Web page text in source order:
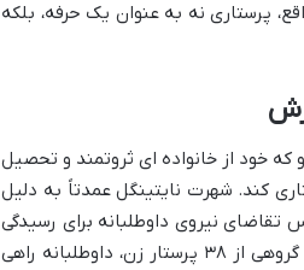
پرستاری نه به عنوان یک حرفه، بلکه
خود از خانواده ای ثروتمند و تحصیل
کند. شهرت نایتینگل عمدتاً به دلیل
که دولت انگلیس تقاضای نیروی داوطلبانه برای رسیدگی
به وضعیت فاجعه بار سربازان مجروح را داشت، فلورانس نایتینگل به همراه گروهی از ۳۸ پرستار زن، داوطلبانه راهی